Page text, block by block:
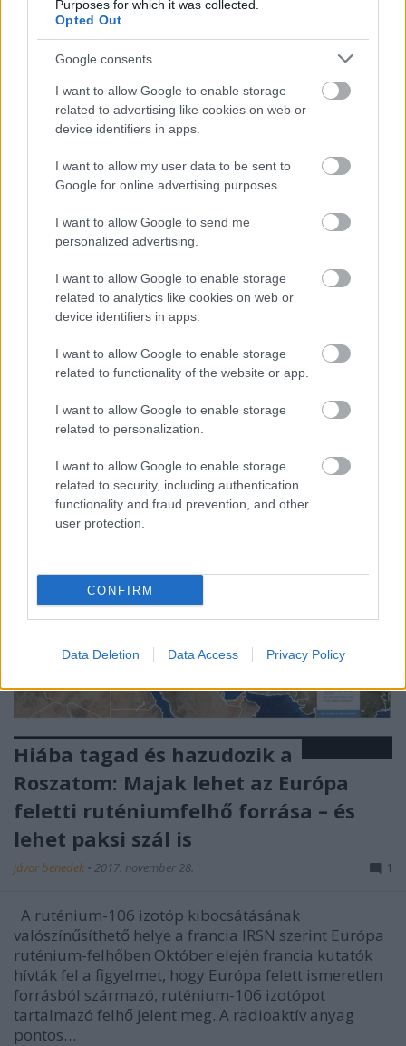
Purposes for which it was collected.
Opted Out
Google consents
I want to allow Google to enable storage
related to advertising like cookies on web or
device identifiers in apps.
I want to allow my user data to be sent to
Google for online advertising purposes.
I want to allow Google to send me
personalized advertising.
I want to allow Google to enable storage
related to analytics like cookies on web or
device identifiers in apps.
I want to allow Google to enable storage
related to functionality of the website or app.
I want to allow Google to enable storage
related to personalization.
I want to allow Google to enable storage
related to security, including authentication
functionality and fraud prevention, and other
user protection.
CONFIRM
Data Deletion Data Access Privacy Policy
Szivárgás és elöregedés -
nemzetközi szervezet Paks1-nél
Az elmúlt években a Paksi Atomerőmű négy
élettartama. Kiöregedett erőmű bezárása helyett a
kormány a blokkok élettartamának további húsz
nyilvánvalóan veszélyeket hordoz magában, a
kérdés,…
Hiába tagad és hazudozik a
Roszatom: Majak lehet az Európa
feletti ruténiumfelhő forrása – és
lehet paksi szál is
jávor benedek • 2017. november 28. 1
A ruténium-106 izotóp kibocsátásának
valószínűsíthető helye a francia IRSN szerint Európa
ruténium-felhőben Október elején francia kutatók
hívták fel a figyelmet, hogy Európa felett ismeretlen
forrásból származó, ruténium-106 izotópot
tartalmazó felhő jelent meg. A radioaktív anyag
pontos…